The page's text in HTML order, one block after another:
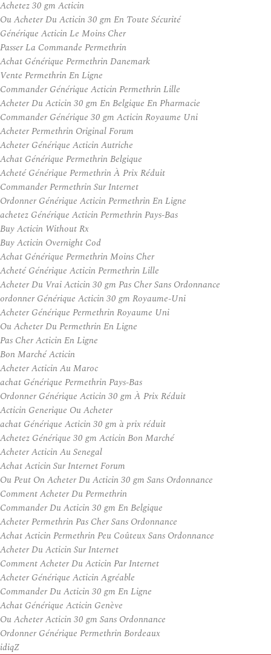
Achetez 30 gm Acticin
Ou Acheter Du Acticin 30 gm En Toute Sécurité
Générique Acticin Le Moins Cher
Passer La Commande Permethrin
Achat Générique Permethrin Danemark
Vente Permethrin En Ligne
Commander Générique Acticin Permethrin Lille
Acheter Du Acticin 30 gm En Belgique En Pharmacie
Commander Générique 30 gm Acticin Royaume Uni
Acheter Permethrin Original Forum
Acheter Générique Acticin Autriche
Achat Générique Permethrin Belgique
Acheté Générique Permethrin À Prix Réduit
Commander Permethrin Sur Internet
Ordonner Générique Acticin Permethrin En Ligne
achetez Générique Acticin Permethrin Pays-Bas
Buy Acticin Without Rx
Buy Acticin Overnight Cod
Achat Générique Permethrin Moins Cher
Acheté Générique Acticin Permethrin Lille
Acheter Du Vrai Acticin 30 gm Pas Cher Sans Ordonnance
ordonner Générique Acticin 30 gm Royaume-Uni
Acheter Générique Permethrin Royaume Uni
Ou Acheter Du Permethrin En Ligne
Pas Cher Acticin En Ligne
Bon Marché Acticin
Acheter Acticin Au Maroc
achat Générique Permethrin Pays-Bas
Ordonner Générique Acticin 30 gm À Prix Réduit
Acticin Generique Ou Acheter
achat Générique Acticin 30 gm à prix réduit
Achetez Générique 30 gm Acticin Bon Marché
Acheter Acticin Au Senegal
Achat Acticin Sur Internet Forum
Ou Peut On Acheter Du Acticin 30 gm Sans Ordonnance
Comment Acheter Du Permethrin
Commander Du Acticin 30 gm En Belgique
Acheter Permethrin Pas Cher Sans Ordonnance
Achat Acticin Permethrin Peu Coûteux Sans Ordonnance
Acheter Du Acticin Sur Internet
Comment Acheter Du Acticin Par Internet
Acheter Générique Acticin Agréable
Commander Du Acticin 30 gm En Ligne
Achat Générique Acticin Genève
Ou Acheter Acticin 30 gm Sans Ordonnance
Ordonner Générique Permethrin Bordeaux
idiqZ